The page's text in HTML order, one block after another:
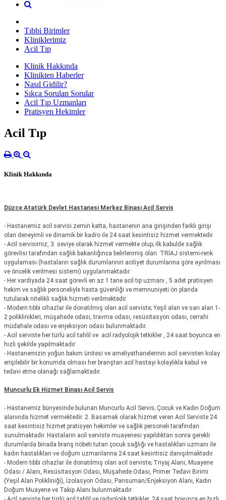
Tıbbi Birimler
Kliniklerimiz
Acil Tıp
Klinik Hakkında
Klinikten Haberler
Nasıl Gidilir?
Sıkça Sorulan Sorular
Acil Tıp Uzmanları
Pratisyen Hekimler
Acil Tıp
Klinik Hakkında
Düzce Atatürk Devlet Hastanesi Merkez Binası Acil Servis
- Hastanemiz acil servisi zemin katta, hastanenin ana girişinden farklı girişi
olan deneyimli ve dinamik bir kadro ile 24 saat kesintisiz hizmet vermektedir.
- Acil servisimiz, 3. seviye olarak hizmet vermekte olup; ilk kabulde sağlık
görevlisi tarafından sağlık bakanlığınca belirlenmiş olan TRİAJ sistemi-renk
uygulaması (hastaların sağlık durumlarının aciliyet durumlarına göre ayrılması
ve öncelik verilmesi sistemi) uygulanmaktadır.
- Her vardiyada 24 saat görevli en az 1 tane acil tıp uzmanı , 5 adet pratisyen
hekim ve sağlık personeliyle hasta güvenliği ve memnuniyeti ön planda
tutularak nitelikli sağlık hizmeti verilmektedir.
- Modern tıbbi cihazlar ile donatılmış olan acil serviste; Yeşil alan ve sarı alan 1-
2 poliklinikleri, müşahede odası, travma odası, resüsitasyon odası, cerrahi
müdahale odası ve enjeksiyon odası bulunmaktadır.
- Acil serviste her türlü acil tahlil ve acil radyolojik tetkikler , 24 saat boyunca en
hızlı şekilde yapılmaktadır.
- Hastanemizin yoğun bakım ünitesi ve ameliyathanelerinin acil servisten kolay
erişilebilir bir konumda olması her branştan acil hastayı kolaylıkla kabul ve
tedavi etme olanağı sağlamaktadır.
Muncurlu Ek Hizmet Binası Acil Servis
- Hastanemiz bünyesinde bulunan Muncurlu Acil Servis; Çocuk ve Kadın Doğum
alanında hizmet vermektedir. 2. Basamak olarak hizmet veren Acil Serviste 24
saat kesintisiz hizmet pratisyen hekimler ve sağlık personeli tarafından
sunulmaktadır. Hastaların acil serviste muayenesi yapıldıktan sonra gerekli
durumlarda binada branş nöbeti tutan çocuk sağlığı ve hastalıkları uzmanı ile
kadın hastalıkları ve doğum uzmanlarına 24 saat kesintisiz danışılmaktadır.
- Modern tıbbi cihazlar ile donatılmış olan acil serviste; Triyaj Alanı, Muayene
Odası / Alanı, Resüsitasyon Odası, Müşahede Odası, Primer Tedavi Birimi
(Yeşil Alan Polikliniği), İzolasyon Odası, Pansuman/Enjeksiyon Alanı, Kadın
Doğum Muayene ve Takip Alanı bulunmaktadır.